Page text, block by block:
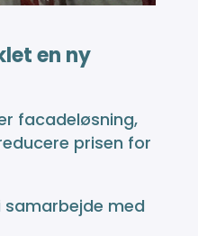
en ny
facadeløsning,
prisen for
med